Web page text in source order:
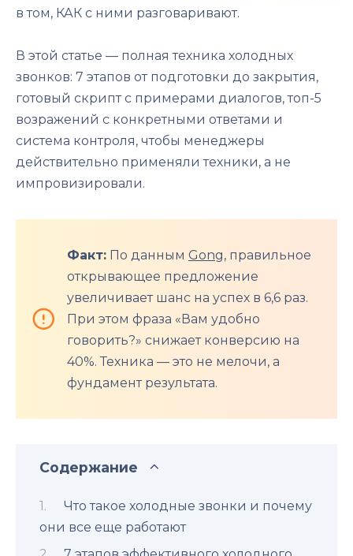
в том, КАК с ними разговаривают.
В этой статье — полная техника холодных
звонков: 7 этапов от подготовки до закрытия,
готовый скрипт с примерами диалогов, топ-5
возражений с конкретными ответами и
система контроля, чтобы менеджеры
действительно применяли техники, а не
импровизировали.
Факт: По данным Gong, правильное
открывающее предложение
увеличивает шанс на успех в 6,6 раз.
При этом фраза «Вам удобно
говорить?» снижает конверсию на
40%. Техника — это не мелочи, а
фундамент результата.
Содержание
Что такое холодные звонки и почему
они все еще работают